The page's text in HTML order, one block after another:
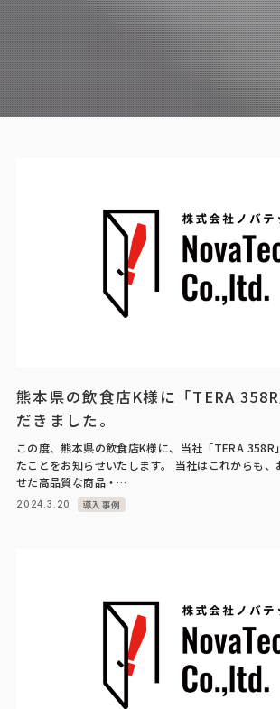
熊本県の飲食店K様に「TERA
だきました。
この度、熊本県の飲食店K様に、当社「TERA 358R
たことをお知らせいたします。 当社はこれからも、
せた高品質な商品・…
2024.3.20 導入事例